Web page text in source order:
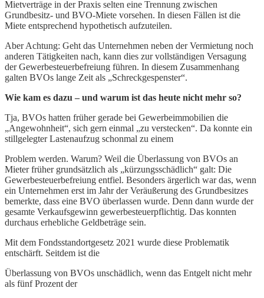
Mietverträge in der Praxis selten eine Trennung zwischen
Grundbesitz- und BVO-Miete vorsehen. In diesen Fällen ist die
Miete entsprechend hypothetisch aufzuteilen.
Aber Achtung: Geht das Unternehmen neben der Vermietung noch
anderen Tätigkeiten nach, kann dies zur vollständigen Versagung
der Gewerbesteuerbefreiung führen. In diesem Zusammenhang
galten BVOs lange Zeit als „Schreckgespenster“.
Wie kam es dazu – und warum ist das heute nicht mehr so?
Tja, BVOs hatten früher gerade bei Gewerbeimmobilien die
„Angewohnheit“, sich gern einmal „zu verstecken“. Da konnte ein
stillgelegter Lastenaufzug schonmal zu einem
Problem werden. Warum? Weil die Überlassung von BVOs an
Mieter früher grundsätzlich als „kürzungsschädlich“ galt: Die
Gewerbesteuerbefreiung entfiel. Besonders ärgerlich war das, wenn
ein Unternehmen erst im Jahr der Veräußerung des Grundbesitzes
bemerkte, dass eine BVO überlassen wurde. Denn dann wurde der
gesamte Verkaufsgewinn gewerbesteuerpflichtig. Das konnten
durchaus erhebliche Geldbeträge sein.
Mit dem Fondsstandortgesetz 2021 wurde diese Problematik
entschärft. Seitdem ist die
Überlassung von BVOs unschädlich, wenn das Entgelt nicht mehr
als fünf Prozent der